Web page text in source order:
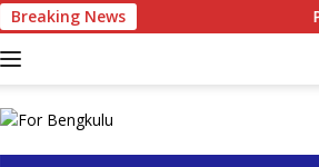
Breaking News Publik